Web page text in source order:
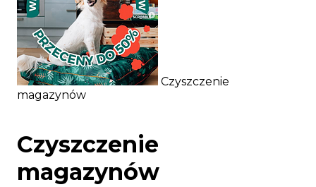
Czyszczenie
magazynów
Czyszczenie
magazynów